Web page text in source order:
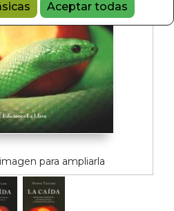
Aceptar todas
para ampliarla